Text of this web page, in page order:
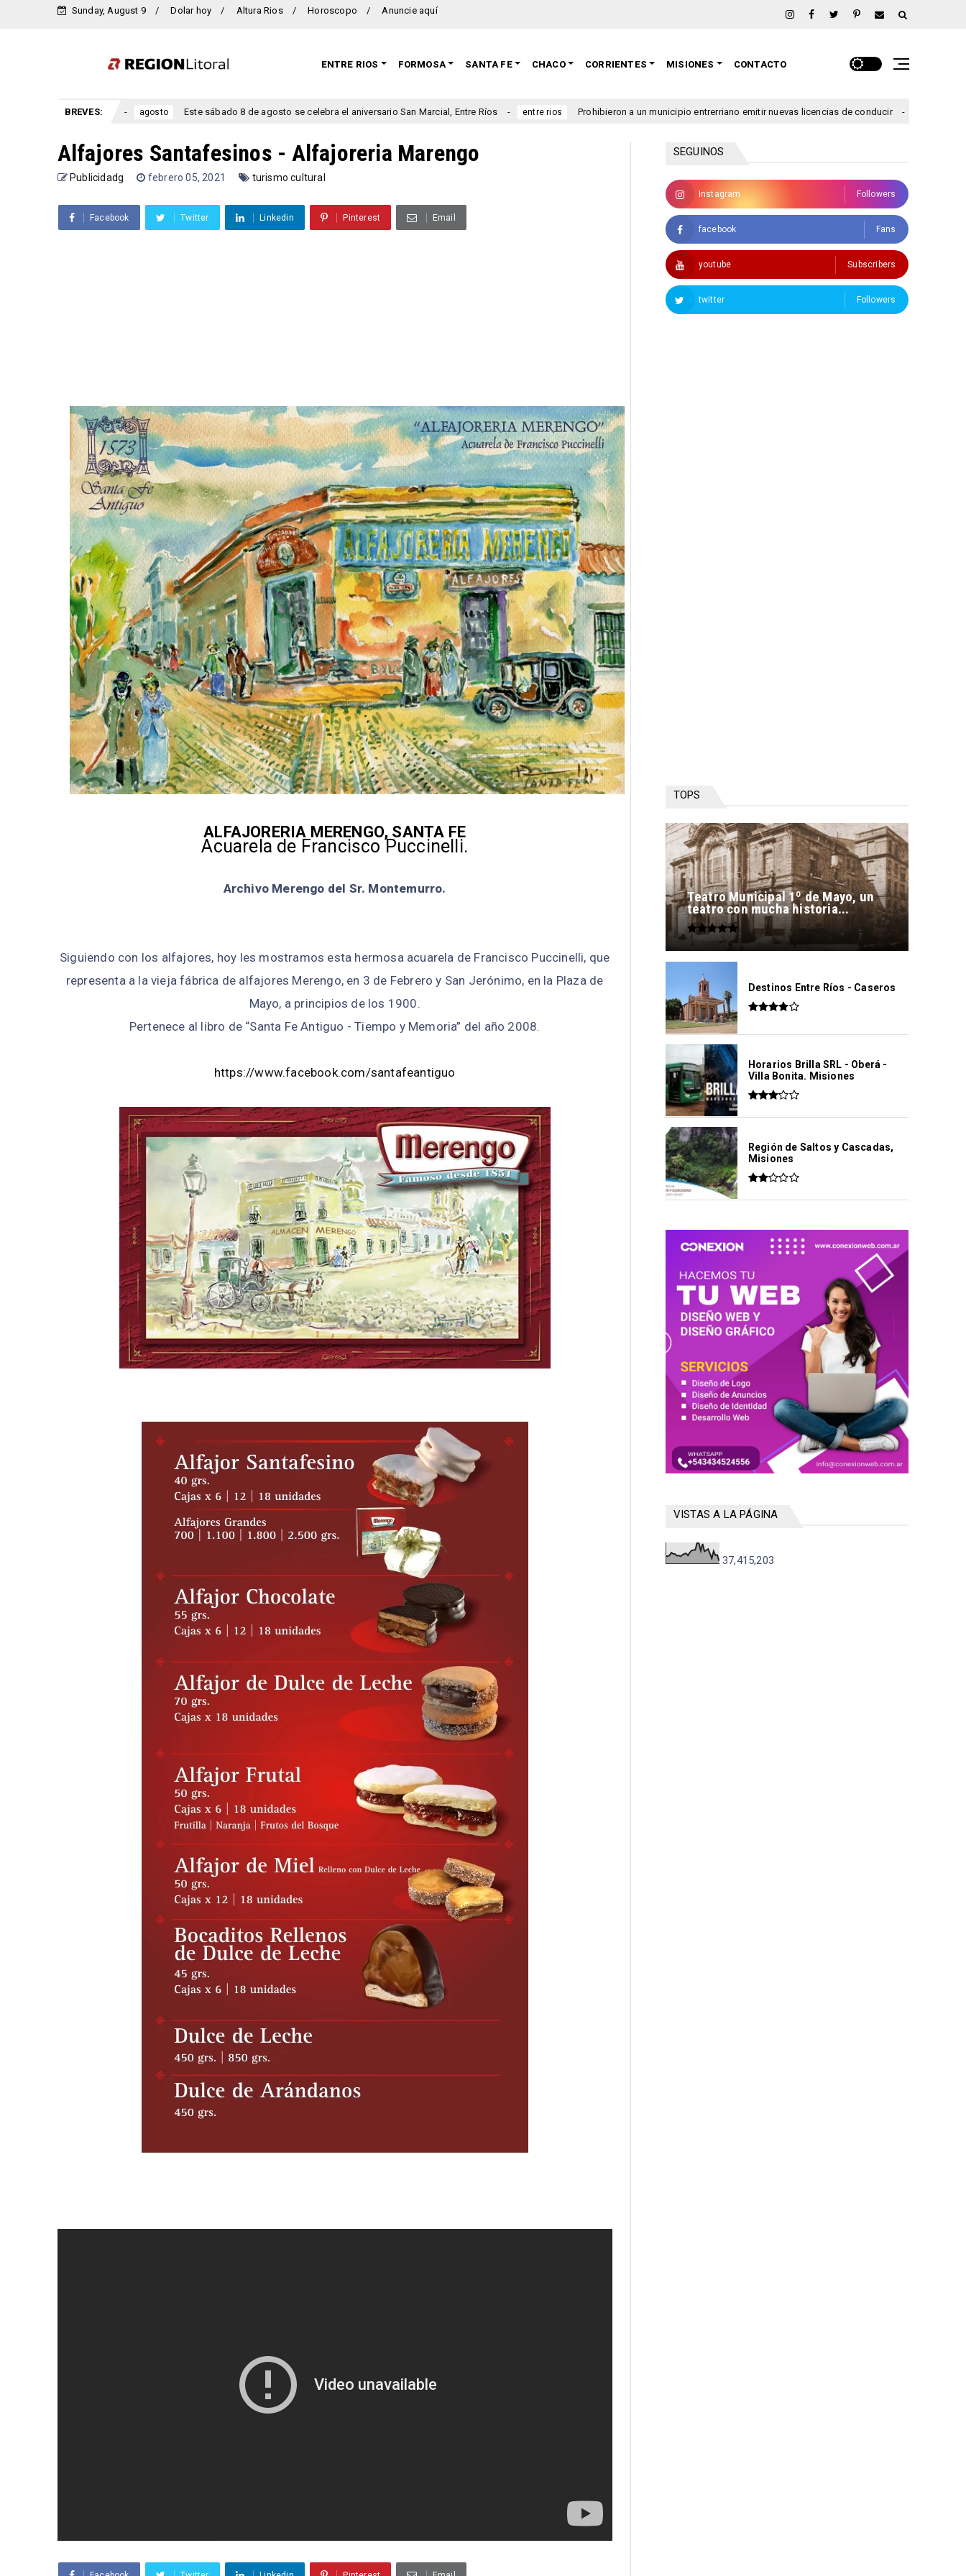
Sunday, August 9 Dolar hoy Altura Rios Horoscopo Anuncie aquí
ENTRE RIOS FORMOSA SANTA FE CHACO CORRIENTES MISIONES CONTACTO
BREVES:
agosto Este sábado 8 de agosto se celebra el aniversario San Marcial, Entre Ríos entre rios Prohibieron a un municipio entrerriano emitir nuevas licencias de conducir argentina
Alfajores Santafesinos - Alfajoreria Marengo
Publicidadg febrero 05, 2021 turismo cultural
Facebook Twitter Linkedin Pinterest Email
ALFAJORERIA MERENGO, SANTA FE
Acuarela de Francisco Puccinelli.
Archivo Merengo del Sr. Montemurro.
Siguiendo con los alfajores, hoy les mostramos esta hermosa acuarela de Francisco Puccinelli, que
representa a la vieja fábrica de alfajores Merengo, en 3 de Febrero y San Jerónimo, en la Plaza de
Mayo, a principios de los 1900.
Pertenece al libro de “Santa Fe Antiguo - Tiempo y Memoria” del año 2008.
https://www.facebook.com/santafeantiguo
SEGUINOS
Instagram Followers
facebook Fans
youtube Subscribers
twitter Followers
TOPS
Teatro Municipal 1º de Mayo, un
teatro con mucha historia...
Destinos Entre Ríos - Caseros
Horarios Brilla SRL - Oberá -
Villa Bonita. Misiones
Región de Saltos y Cascadas,
Misiones
VISTAS A LA PÁGINA
37,415,203